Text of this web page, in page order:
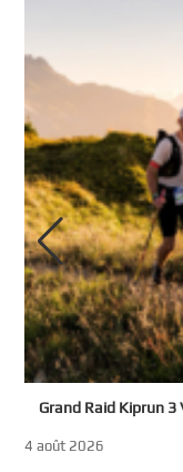
Grand Raid Kiprun
4 août 2026